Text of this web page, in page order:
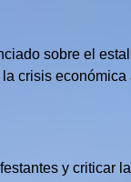
sobre el
crisis
y criticar